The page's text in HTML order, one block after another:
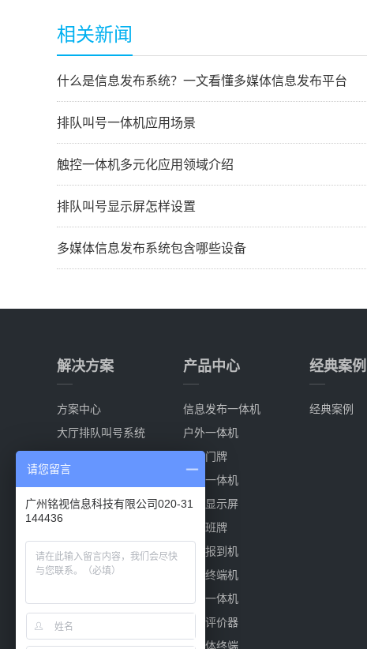
相关新闻
什么是信息发布系统？一文看懂多媒体信息发布平台
排队叫号一体机应用场景
触控一体机多元化应用领域介绍
排队叫号显示屏怎样设置
多媒体信息发布系统包含哪些设备
解决方案
方案中心
大厅排队叫号系统
分诊排队叫号系统
多媒体信息发布系统
会议室预定系统
电子班牌系统
产品中心
信息发布一体机
户外一体机
电子门牌
触控一体机
叫号显示屏
电子班牌
自助报到机
自助终端机
窄边一体机
液晶评价器
多媒体终端
经典案例
经典案例
请您留言
广州铭视信息科技有限公司020-31
144436